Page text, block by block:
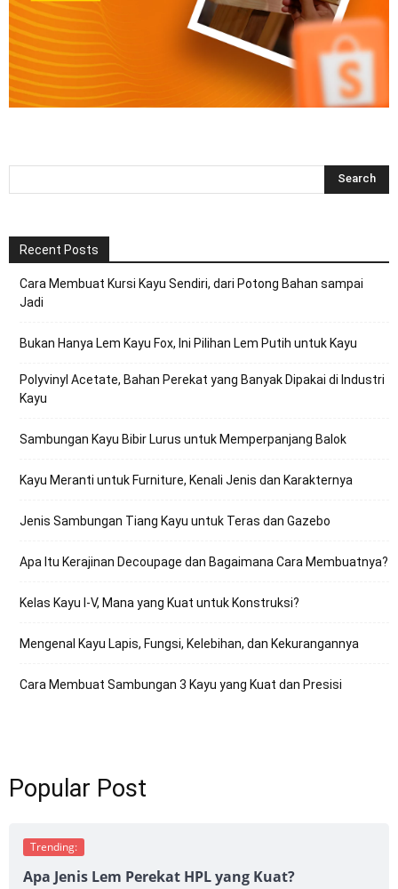
Recent Posts
Cara Membuat Kursi Kayu Sendiri, dari Potong Bahan sampai
Jadi
Bukan Hanya Lem Kayu Fox, Ini Pilihan Lem Putih untuk Kayu
Polyvinyl Acetate, Bahan Perekat yang Banyak Dipakai di Industri
Kayu
Sambungan Kayu Bibir Lurus untuk Memperpanjang Balok
Kayu Meranti untuk Furniture, Kenali Jenis dan Karakternya
Jenis Sambungan Tiang Kayu untuk Teras dan Gazebo
Apa Itu Kerajinan Decoupage dan Bagaimana Cara Membuatnya?
Kelas Kayu I-V, Mana yang Kuat untuk Konstruksi?
Mengenal Kayu Lapis, Fungsi, Kelebihan, dan Kekurangannya
Cara Membuat Sambungan 3 Kayu yang Kuat dan Presisi
Popular Post
Trending:
Apa Jenis Lem Perekat HPL yang Kuat?